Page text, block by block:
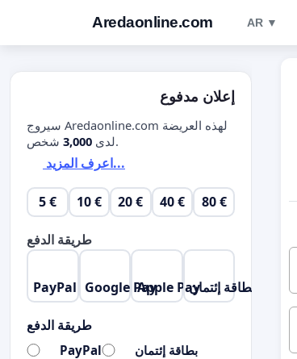
Aredaonline.com AR ▼
إعلان مدفوع
سيروج Aredaonline.com لهذه العريضة
لدى 3,000 شخص.
اعرف المزيد...
5 € 10 € 20 € 40 € 80 €
طريقة الدفع
PayPal Google PayApple Payبطاقة إئتمان
طريقة الدفع
PayPal بطاقة إئتمان